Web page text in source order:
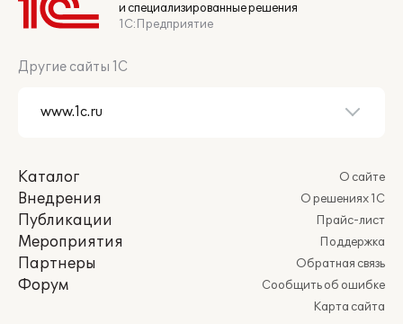
и специализированные решения
1С:Предприятие
Другие сайты 1С
Каталог
Внедрения
Публикации
Мероприятия
Партнеры
Форум
О сайте
О решениях 1С
Прайс-лист
Поддержка
Обратная связь
Сообщить об ошибке
Карта сайта